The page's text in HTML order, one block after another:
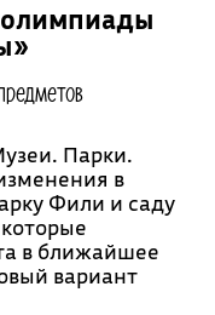
Парки.
в
Фили и саду
в ближайшее
вариант